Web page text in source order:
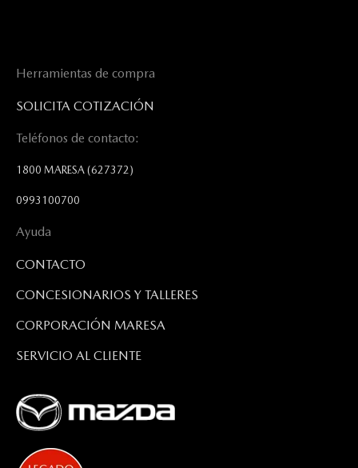
Herramientas de compra
SOLICITA COTIZACIÓN
Teléfonos de contacto:
1800 MARESA(627372)
0993100700
Ayuda
CONTACTO
CONCESIONARIOS Y TALLERES
CORPORACIÓN MARESA
SERVICIO AL CLIENTE